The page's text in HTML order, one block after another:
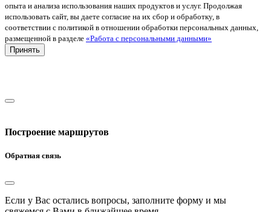
опыта и анализа использования наших продуктов и услуг. Продолжая
использовать сайт, вы даете согласие на их сбор и обработку, в
соответствии с политикой в отношении обработки персональных данных,
размещенной в разделе «Работа с персональными данными»
Принять
Построение маршрутов
Обратная связь
Если у Вас остались вопросы, заполните форму и мы